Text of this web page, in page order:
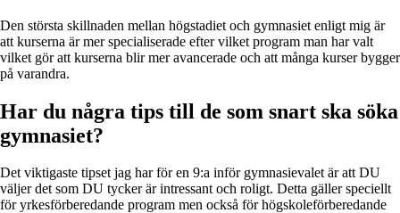
Den största skillnaden mellan högstadiet och gymnasiet enligt mig är
att kurserna är mer specialiserade efter vilket program man har valt
vilket gör att kurserna blir mer avancerade och att många kurser bygger
på varandra.
Har du några tips till de som snart ska söka
gymnasiet?
Det viktigaste tipset jag har för en 9:a inför gymnasievalet är att DU
väljer det som DU tycker är intressant och roligt. Detta gäller speciellt
för yrkesförberedande program men också för högskoleförberedande